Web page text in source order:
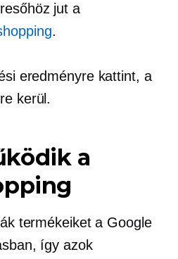
jut a
.
eredményre kattint, a
kerül.
a
termékeiket a Google
így azok